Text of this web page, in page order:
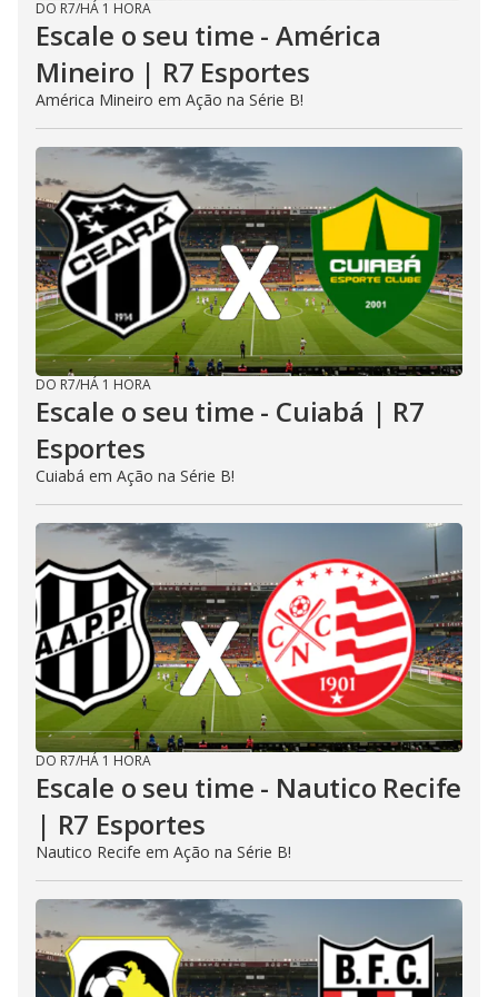
DO R7/HÁ 1 HORA
Escale o seu time - América
Mineiro | R7 Esportes
América Mineiro em Ação na Série B!
DO R7/HÁ 1 HORA
Escale o seu time - Cuiabá | R7
Esportes
Cuiabá em Ação na Série B!
DO R7/HÁ 1 HORA
Escale o seu time - Nautico Recife
| R7 Esportes
Nautico Recife em Ação na Série B!